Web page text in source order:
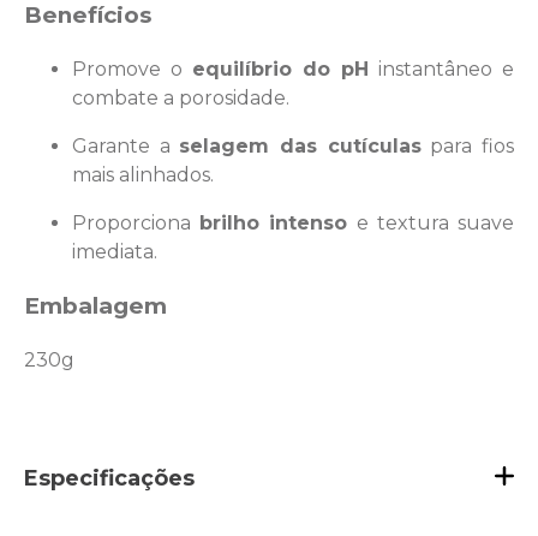
Benefícios
Promove o equilíbrio do pH instantâneo e
combate a porosidade.
Garante a selagem das cutículaspara fios
mais alinhados.
Proporciona brilho intenso e textura suave
imediata.
Embalagem
230g
Especificações